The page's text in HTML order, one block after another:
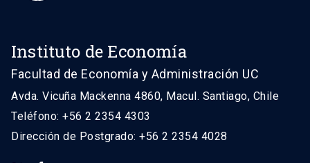
Instituto de Economía
Facultad de Economía y Administración UC
Avda. Vicuña Mackenna 4860, Macul. Santiago, Chile
Teléfono: +56 2 2354 4303
Dirección de Postgrado: +56 2 2354 4028